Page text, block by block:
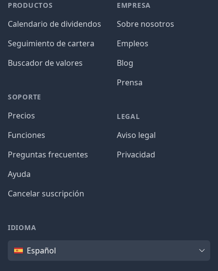
PRODUCTOS
Calendario de dividendos
Seguimiento de cartera
Buscador de valores
SOPORTE
Precios
Funciones
Preguntas frecuentes
Ayuda
Cancelar suscripción
EMPRESA
Sobre nosotros
Empleos
Blog
Prensa
LEGAL
Aviso legal
Privacidad
IDIOMA
IdiomaEspañol